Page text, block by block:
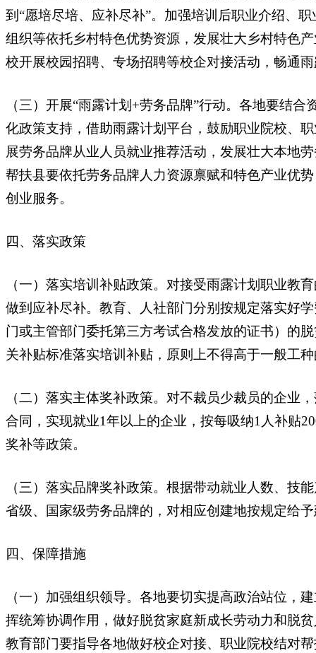
到“愿培尽培、应补尽补”。加强培训后职业介绍、
组织等依托乡村特色优势资源，发展壮大乡村特色
校开展校园招聘、专场招聘等校企对接活动，畅通
（三）开展“雨露计划+劳务品牌”行动。各地要结
化政策支持，借助雨露计划平台，鼓励职业院校、
展劳务品牌从业人员就业推荐活动，发展壮大本地
帮扶县要依托劳务品牌人力资源禀赋和特色产业优
创业服务。
四、落实政策
（一）落实培训补贴政策。对接受雨露计划职业教
做到应补尽补。教育、人社部门分别按规定落实好
门或主管部门委托第三方考试合格发放的证书）的
关补贴标准落实培训补贴，原则上不得高于一般工
（二）落实主体奖补政策。对不裁员少裁员的企业
合同，实现就业1年以上的企业，按每吸纳1人补贴
奖补等政策。
（三）落实品牌奖补政策。根据带动就业人数、技
省级、国家级劳务品牌的，对相应创建地按规定给
四、保障措施
（一）加强组织领导。各地要切实提高政治站位，
挥统筹协调作用，做好脱贫家庭新成长劳动力和脱
教育部门要指导各地做好校企对接、职业院校结对